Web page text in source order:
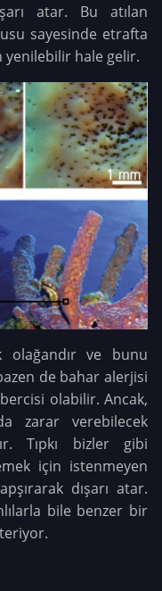
atar. Bu atılan
sayesinde etrafta
yenilebilir hale gelir.
olağandır ve bunu
de bahar alerjisi
olabilir. Ancak,
zarar verebilecek
Tıpkı bizler gibi
için istenmeyen
dışarı atar.
bile benzer bir